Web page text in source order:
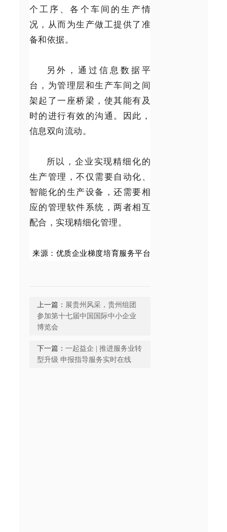
个工序、各个车间的生产情
况，从而为生产做工提供了准
备和依据。
另外，通过信息数据平
台，为管理层和生产车间之间
架起了一座桥梁，使其能有及
时的进行有效的沟通。因此，
信息双向流动。
所以，企业实现精细化的
生产管理，不仅需要自动化、
智能化的生产设备，还需要相
应的管理软件系统，两者相互
配合，实现精细化管理。
来源：优质企业梯度培育服务平台
上一篇： 展贵州风采，贵州组团
参加第十七届中国国际中小企业
博览会
下一篇： 一起益企 | 推进服务业转
型升级 申报指导服务实时在线